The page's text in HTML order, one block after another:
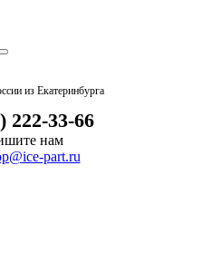
из Екатеринбурга
222-33-66
нам
part.ru